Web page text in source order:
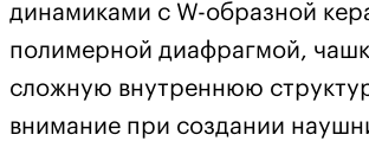
динамиками с W-образной
полимерной диафрагмой,
сложную внутреннюю
внимание при создании